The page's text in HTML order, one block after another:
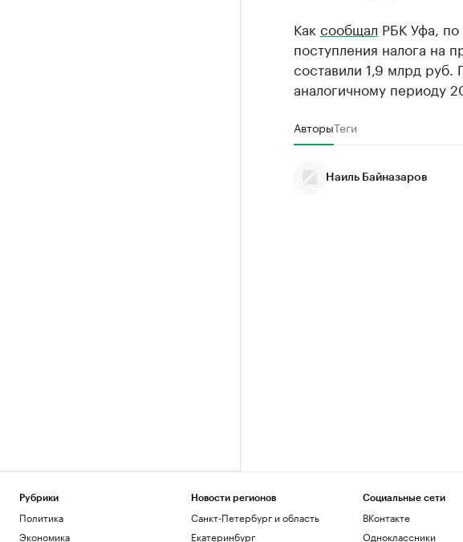
Как сообщал РБК Уфа, по
поступления налога на
составили 1,9 млрд руб.
аналогичному периоду
АвторыТеги
Наиль Байназаров
Рубрики
Политика
Экономика
Новости регионов
Санкт-Петербург и область
Екатеринбург
Социальные сети
ВКонтакте
Одноклассники